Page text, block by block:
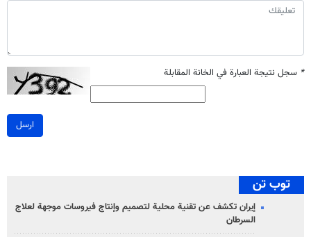
* سجل نتيجة العبارة في الخانة المقابلة
ارسل
توب تن
إيران تكشف عن تقنية محلية لتصميم وإنتاج فيروسات موجهة لعلاج
السرطان